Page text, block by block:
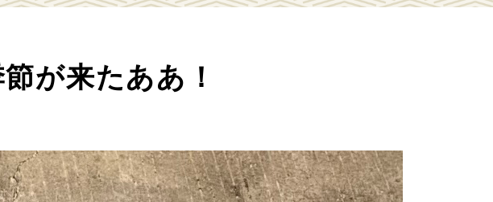
が来たああ！